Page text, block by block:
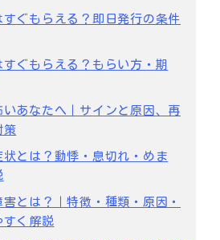
すぐもらえる？即日発行の条件
ぐもらえる？もらい方・期
いあなたへ｜サインと原因、再
策
とは？動悸・息切れ・めま
とは？｜特徴・種類・原因・
すく解説